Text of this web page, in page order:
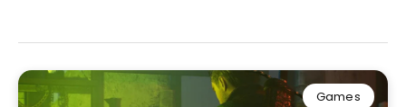
Games